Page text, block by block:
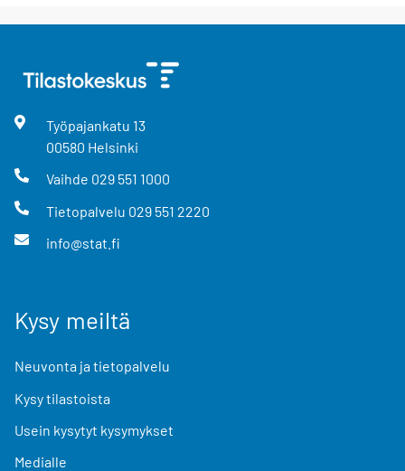
Työpajankatu 13
00580 Helsinki
Vaihde 029 551 1000
Tietopalvelu 029 551 2220
info@stat.fi
Kysy meiltä
Neuvonta ja tietopalvelu
Kysy tilastoista
Usein kysytyt kysymykset
Medialle